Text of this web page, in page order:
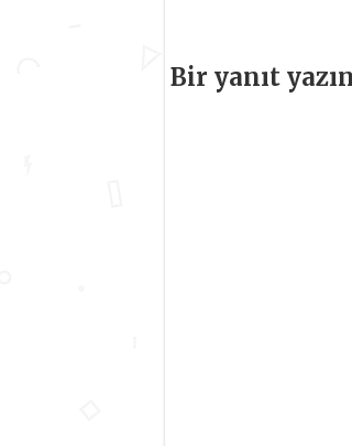
Bir yanıt